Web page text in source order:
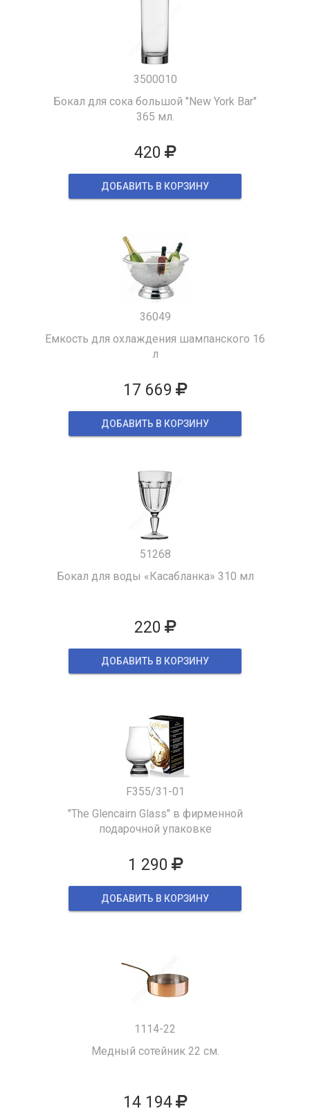
3500010
Бокал для сока большой "New York Bar"
365 мл.
420
ДОБАВИТЬ В КОРЗИНУ
36049
Емкость для охлаждения шампанского 16
л
17 669
ДОБАВИТЬ В КОРЗИНУ
51268
Бокал для воды «Касабланка» 310 мл
220
ДОБАВИТЬ В КОРЗИНУ
F355/31-01
"The Glencairn Glass" в фирменной
подарочной упаковке
1 290
ДОБАВИТЬ В КОРЗИНУ
1114-22
Медный сотейник 22 см.
14 194